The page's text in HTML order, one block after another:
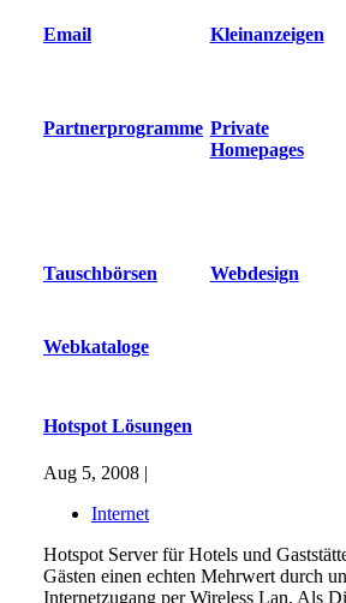
Email Kleinanzeigen
Partnerprogramme Private
Homepages
Tauschbörsen Webdesign
Webkataloge
Hotspot Lösungen
Aug 5, 2008 |
Internet
Hotspot Server für Hotels und
Gästen einen echten Mehrwert durch
Internetzugang per Wireless Lan. Als